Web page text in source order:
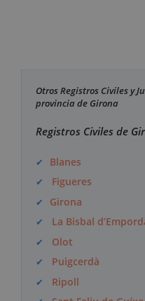
Otros Registros Civiles y
provincia de Girona
Registros Civiles de
Blanes
Figueres
Girona
La Bisbal
Olot
Puigcerdà
Ripoll